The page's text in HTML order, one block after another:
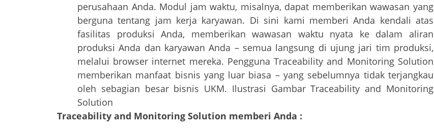
perusahaan Anda. Modul jam waktu, misalnya, dapat memberikan wawasan yang
berguna tentang jam kerja karyawan. Di sini kami memberi Anda kendali atas
fasilitas produksi Anda, memberikan wawasan waktu nyata ke dalam aliran
produksi Anda dan karyawan Anda – semua langsung di ujung jari tim produksi,
melalui browser internet mereka. Pengguna Traceability and Monitoring Solution
memberikan manfaat bisnis yang luar biasa – yang sebelumnya tidak terjangkau
oleh sebagian besar bisnis UKM. Ilustrasi Gambar Traceability and Monitoring
Solution
Traceability and Monitoring Solution memberi Anda :